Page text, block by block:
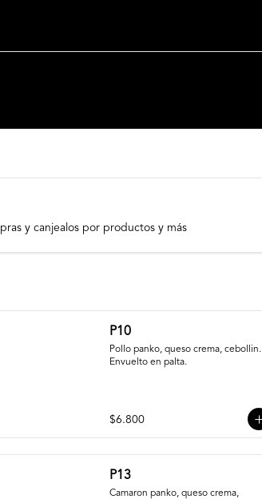
y canjealos por productos y más
P10
Pollo panko, queso crema, cebollin.
Envuelto en palta.
$6.800
P13
Camaron panko, queso crema,